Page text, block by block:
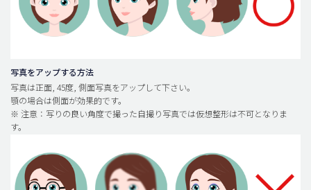
idニュース
安全整形
料金一覧
ご相談のお問い合わせ
写真をアップする方法
写真は正面, 45度, 側面写真をアップして下さい。
顎の場合は側面が効果的です。
※ 注意：写りの良い角度で撮った自撮り写真では仮想整形は不可となりま
す。